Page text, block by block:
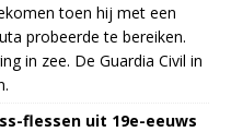
toen hij met een
probeerde te bereiken.
in zee. De Guardia Civil in
flessen uit 19e-eeuws